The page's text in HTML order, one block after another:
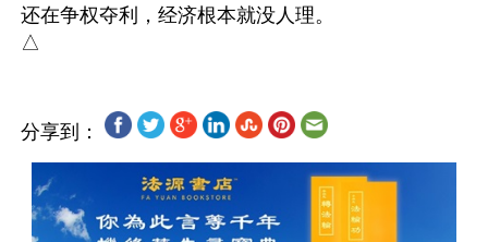
还在争权夺利，经济根本就没人理。
分享到：